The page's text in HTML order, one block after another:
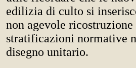
edilizia di culto si
non agevole
stratificazioni normative
disegno unitario.